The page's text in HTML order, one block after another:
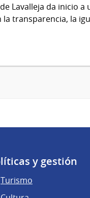
Lavalleja da inicio
transparencia, la
y gestión
Turismo